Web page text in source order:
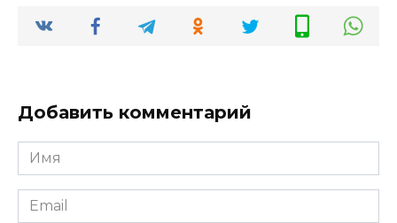
Добавить комментарий
Имя
*
Email